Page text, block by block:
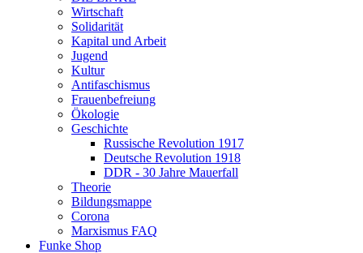
Wirtschaft
Solidarität
Kapital und Arbeit
Jugend
Kultur
Antifaschismus
Frauenbefreiung
Ökologie
Geschichte
Russische Revolution 1917
Deutsche Revolution 1918
DDR - 30 Jahre Mauerfall
Theorie
Bildungsmappe
Corona
Marxismus FAQ
Funke Shop